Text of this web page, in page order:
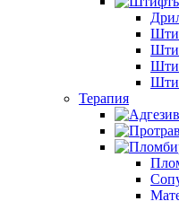
Терапия